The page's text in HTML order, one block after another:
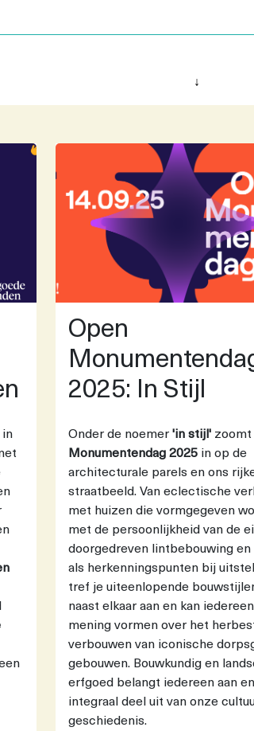
↓
in
Open
2025: In Stijl
Onder de noemer 'in stijl' zoomt
Monumentendag 2025 in op de
architecturale parels en ons
straatbeeld. Van eclectische
met huizen die vormgegeven
met de persoonlijkheid van de
doorgedreven lintbebouwing en
als herkenningspunten bij
tref je uiteenlopende
naast elkaar aan en kan
mening vormen over het
verbouwen van iconische
gebouwen. Bouwkundig en
erfgoed belangt iedereen aan
integraal deel uit van onze
geschiedenis.